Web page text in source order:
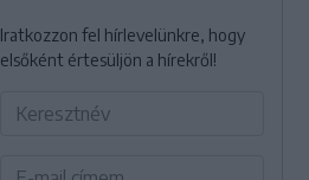
Iratkozzon fel hírlevelünkre, hogy
elsőként értesüljön a hírekről!